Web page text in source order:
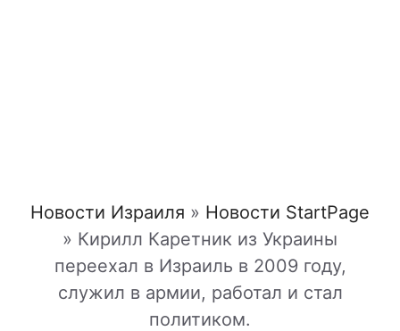
Новости Израиля » Новости StartPage
» Кирилл Каретник из Украины
переехал в Израиль в 2009 году,
служил в армии, работал и стал
политиком.